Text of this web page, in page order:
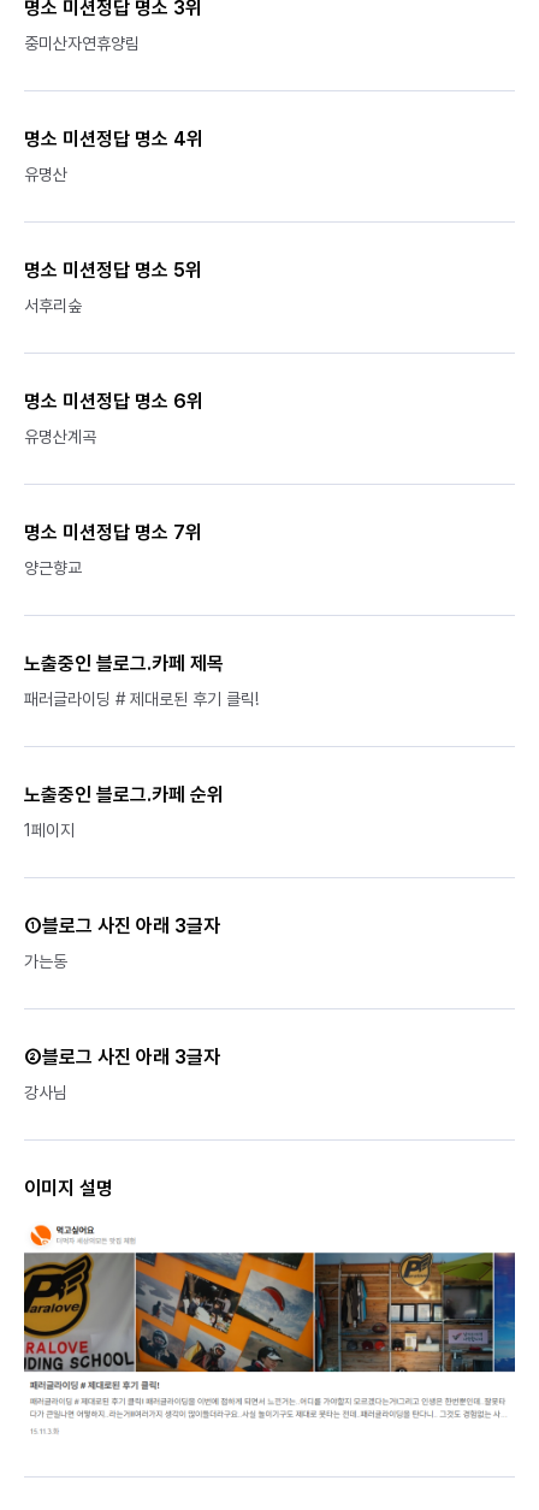
명소 미션정답 명소 3위
중미산자연휴양림
명소 미션정답 명소 4위
유명산
명소 미션정답 명소 5위
서후리숲
명소 미션정답 명소 6위
유명산계곡
명소 미션정답 명소 7위
양근향교
노출중인 블로그.카페 제목
패러글라이딩 # 제대로된 후기 클릭!
노출중인 블로그.카페 순위
1페이지
①블로그 사진 아래 3글자
가는동
②블로그 사진 아래 3글자
강사님
이미지 설명